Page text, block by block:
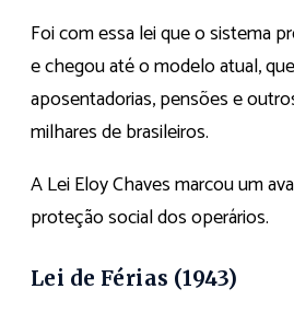
Foi com essa lei que o sistema
e chegou até o modelo atual,
aposentadorias, pensões e
milhares de brasileiros.
A Lei Eloy Chaves marcou um
proteção social dos operários.
Lei de Férias (1943)